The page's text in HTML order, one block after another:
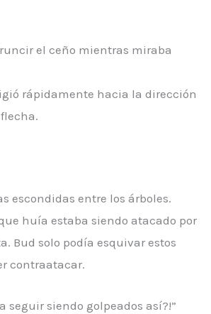
el ceño mientras miraba
rápidamente hacia la dirección
escondidas entre los árboles.
huía estaba siendo atacado por
Bud solo podía esquivar estos
contraatacar.
a seguir siendo golpeados así?!”